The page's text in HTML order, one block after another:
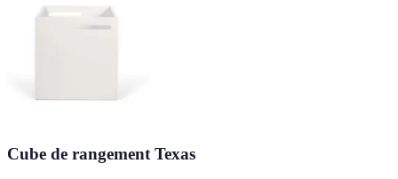
Cube de rangement Texas